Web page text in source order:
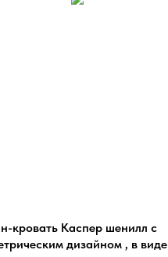
кровать Каспер шенилл с
дизайном , в виде